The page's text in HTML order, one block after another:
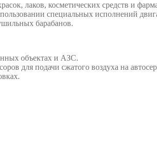
лаков, косметических средств и
специальных исполнений
барабанов.
объектах и АЗС.
для подачи сжатого воздуха на